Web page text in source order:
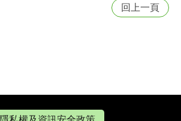
回上一頁